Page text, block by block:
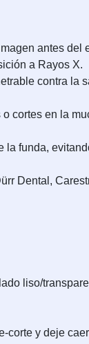
antes del
a Rayos X.
contra la
cortes en la
funda,
Dental,
liso/
corte y deje